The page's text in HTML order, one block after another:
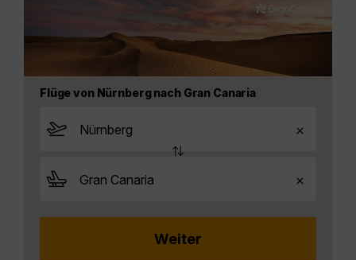
Flüge von Nürnberg nach Gran Canaria